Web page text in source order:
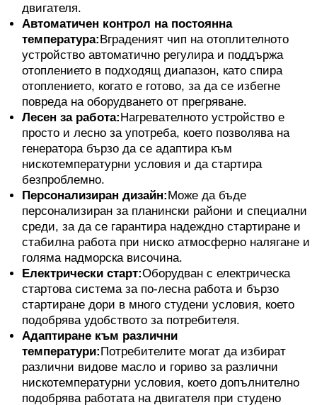
двигателя.
Автоматичен контрол на постоянна
температура:Вграденият чип на отоплителното
устройство автоматично регулира и поддържа
отоплението в подходящ диапазон, като спира
отоплението, когато е готово, за да се избегне
повреда на оборудването от прегряване.
Лесен за работа:Нагревателното устройство е
просто и лесно за употреба, което позволява на
генератора бързо да се адаптира към
нискотемпературни условия и да стартира
безпроблемно.
Персонализиран дизайн:Може да бъде
персонализиран за планински райони и специални
среди, за да се гарантира надеждно стартиране и
стабилна работа при ниско атмосферно налягане и
голяма надморска височина.
Електрически старт:Оборудван с електрическа
стартова система за по-лесна работа и бързо
стартиране дори в много студени условия, което
подобрява удобството за потребителя.
Адаптиране към различни
температури:Потребителите могат да избират
различни видове масло и гориво за различни
нискотемпературни условия, което допълнително
подобрява работата на двигателя при студено